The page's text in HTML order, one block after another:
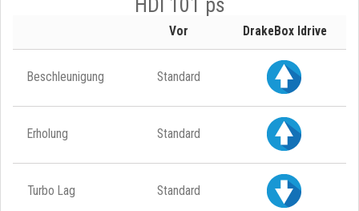
Vor DrakeBox Idrive
Beschleunigung Standard
Erholung Standard
Turbo Lag Standard